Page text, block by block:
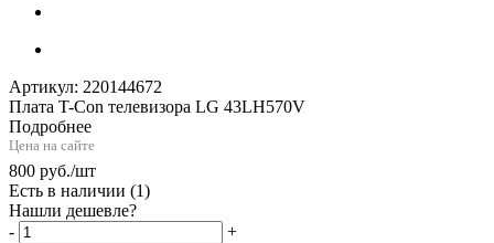
Артикул: 220144672
Плата T-Con телевизора LG 43LH570V
Подробнее
Цена на сайте
800 руб./шт
Есть в наличии (1)
Нашли дешевле?
-
+